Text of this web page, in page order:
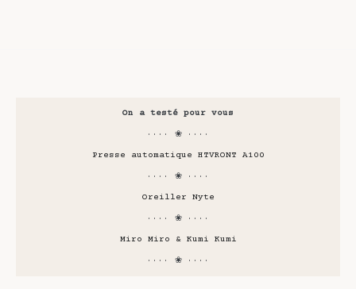
On a testé pour vous
···· ❀ ····
Presse automatique HTVRONT A100
···· ❀ ····
Oreiller Nyte
···· ❀ ····
Miro Miro & Kumi Kumi
···· ❀ ····